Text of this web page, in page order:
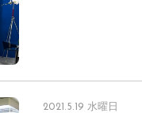
2021.5.19 水曜日